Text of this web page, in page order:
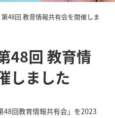
第48回 教育情報共有会を開催しま
48回 教育情
しました
48回教育情報共有会」を2023